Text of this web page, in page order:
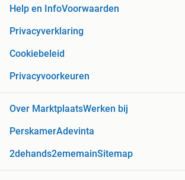
Help en InfoVoorwaarden
Privacyverklaring
Cookiebeleid
Privacyvoorkeuren
Over MarktplaatsWerken bij
PerskamerAdevinta
2dehands2ememainSitemap